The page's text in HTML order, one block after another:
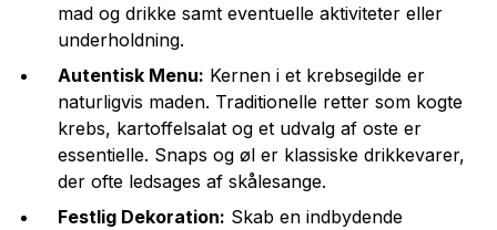
mad og drikke samt eventuelle aktiviteter eller
underholdning.
Autentisk Menu: Kernen i et krebsegilde er
naturligvis maden. Traditionelle retter som kogte
krebs, kartoffelsalat og et udvalg af oste er
essentielle. Snaps og øl er klassiske drikkevarer,
der ofte ledsages af skålesange.
Festlig Dekoration: Skab en indbydende